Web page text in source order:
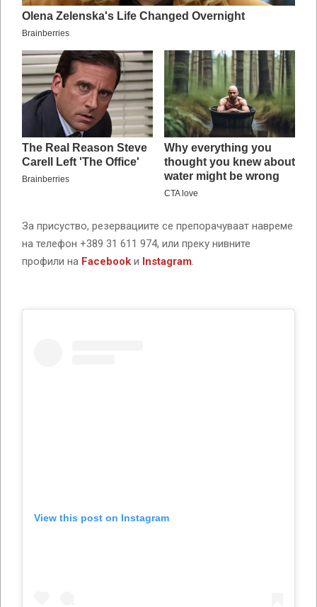
За присуство, резервациите се препорачуваат навреме
на телефон +389 31 611 974, или преку нивните
профили на Facebook и Instagram.
View this post on Instagram